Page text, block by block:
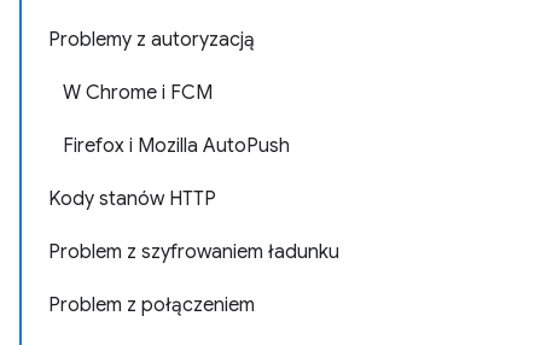
Problemy z autoryzacją
W Chrome i FCM
Firefox i Mozilla AutoPush
Kody stanów HTTP
Problem z szyfrowaniem ładunku
Problem z połączeniem